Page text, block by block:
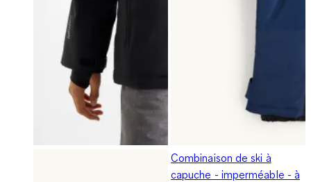
Combinaison de ski à
capuche - imperméable - à